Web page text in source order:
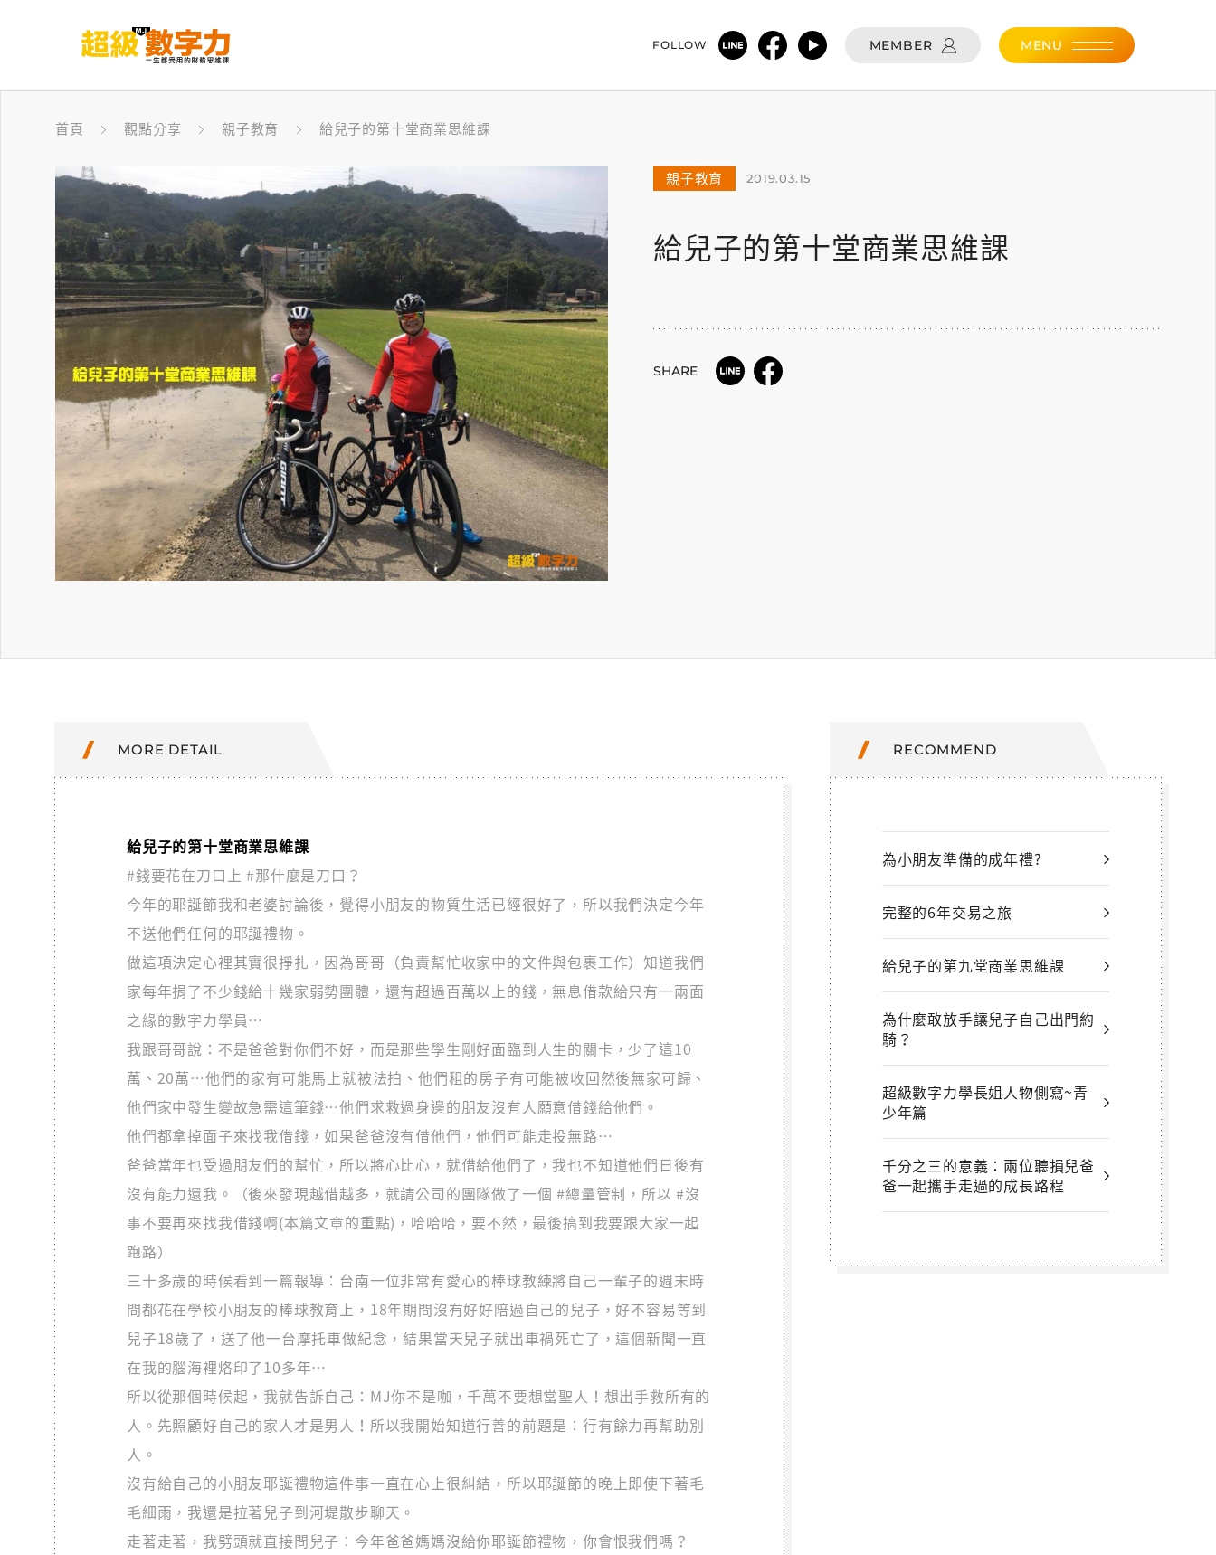
FOLLOW MEMBER MENU
首頁 觀點分享 親子教育 給兒子的第十堂商業思維課
親子教育 2019.03.15
給兒子的第十堂商業思維課
SHARE
MORE DETAIL
給兒子的第十堂商業思維課
#錢要花在刀口上 #那什麼是刀口？
今年的耶誕節我和老婆討論後，覺得小朋友的物質生活已經很好了，所以我們決定今年
不送他們任何的耶誕禮物。
做這項決定心裡其實很掙扎，因為哥哥（負責幫忙收家中的文件與包裹工作）知道我們
家每年捐了不少錢給十幾家弱勢團體，還有超過百萬以上的錢，無息借款給只有一兩面
之緣的數字力學員…
我跟哥哥說：不是爸爸對你們不好，而是那些學生剛好面臨到人生的關卡，少了這10
萬、20萬…他們的家有可能馬上就被法拍、他們租的房子有可能被收回然後無家可歸、
他們家中發生變故急需這筆錢…他們求救過身邊的朋友沒有人願意借錢給他們。
他們都拿掉面子來找我借錢，如果爸爸沒有借他們，他們可能走投無路…
爸爸當年也受過朋友們的幫忙，所以將心比心，就借給他們了，我也不知道他們日後有
沒有能力還我。（後來發現越借越多，就請公司的團隊做了一個 #總量管制，所以 #沒
事不要再來找我借錢啊(本篇文章的重點)，哈哈哈，要不然，最後搞到我要跟大家一起
跑路）
三十多歲的時候看到一篇報導：台南一位非常有愛心的棒球教練將自己一輩子的週末時
間都花在學校小朋友的棒球教育上，18年期間沒有好好陪過自己的兒子，好不容易等到
兒子18歲了，送了他一台摩托車做紀念，結果當天兒子就出車禍死亡了，這個新聞一直
在我的腦海裡烙印了10多年…
所以從那個時候起，我就告訴自己：MJ你不是咖，千萬不要想當聖人！想出手救所有的
人。先照顧好自己的家人才是男人！所以我開始知道行善的前題是：行有餘力再幫助別
人。
沒有給自己的小朋友耶誕禮物這件事一直在心上很糾結，所以耶誕節的晚上即使下著毛
毛細雨，我還是拉著兒子到河堤散步聊天。
走著走著，我劈頭就直接問兒子：今年爸爸媽媽沒給你耶誕節禮物，你會恨我們嗎？
RECOMMEND
為小朋友準備的成年禮?
完整的6年交易之旅
給兒子的第九堂商業思維課
為什麼敢放手讓兒子自己出門約
騎？
超級數字力學長姐人物側寫~青
少年篇
千分之三的意義：兩位聽損兒爸
爸一起攜手走過的成長路程